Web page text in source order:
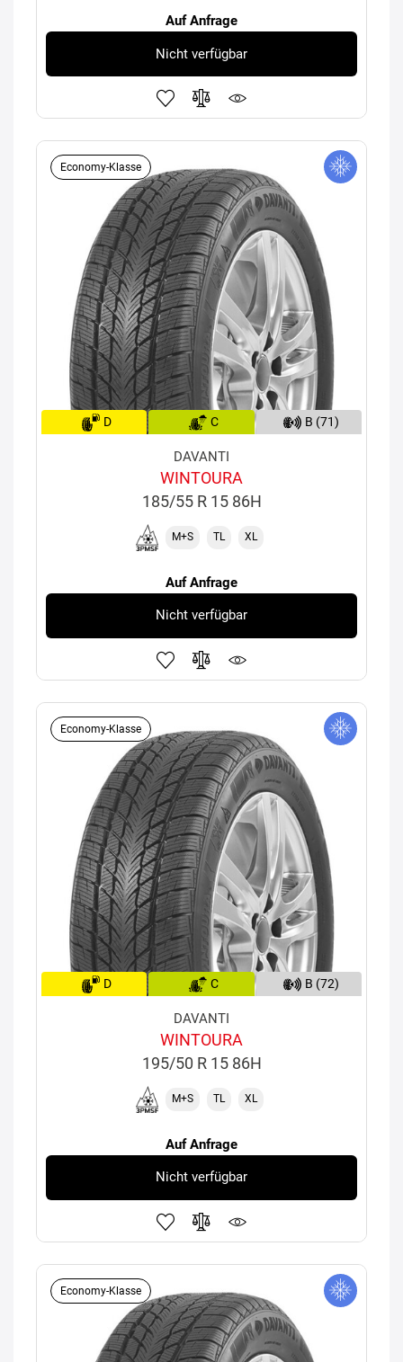
Auf Anfrage
Nicht verfügbar
Economy-Klasse
D C B (71)
DAVANTI
WINTOURA
185/55 R 15 86H
M+S TL XL
Auf Anfrage
Nicht verfügbar
Economy-Klasse
D C B (72)
DAVANTI
WINTOURA
195/50 R 15 86H
M+S TL XL
Auf Anfrage
Nicht verfügbar
Economy-Klasse